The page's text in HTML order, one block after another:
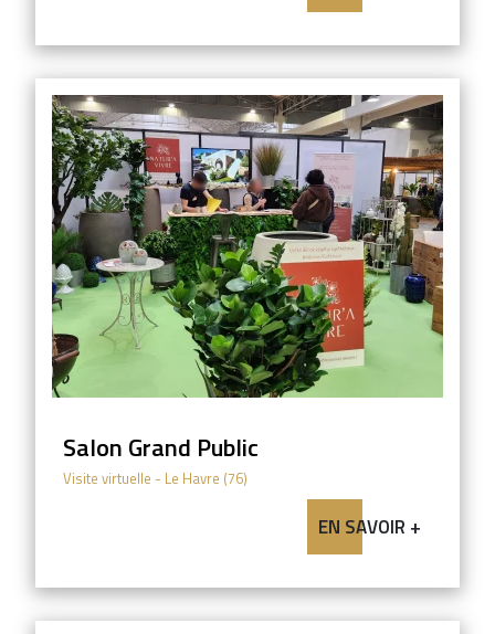
Salon Grand Public
Visite virtuelle - Le Havre (76)
EN SAVOIR +